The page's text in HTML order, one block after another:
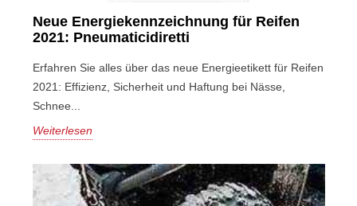
Neue Energiekennzeichnung für Reifen
2021: Pneumaticidiretti
Erfahren Sie alles über das neue Energieetikett für Reifen
2021: Effizienz, Sicherheit und Haftung bei Nässe,
Schnee...
Weiterlesen